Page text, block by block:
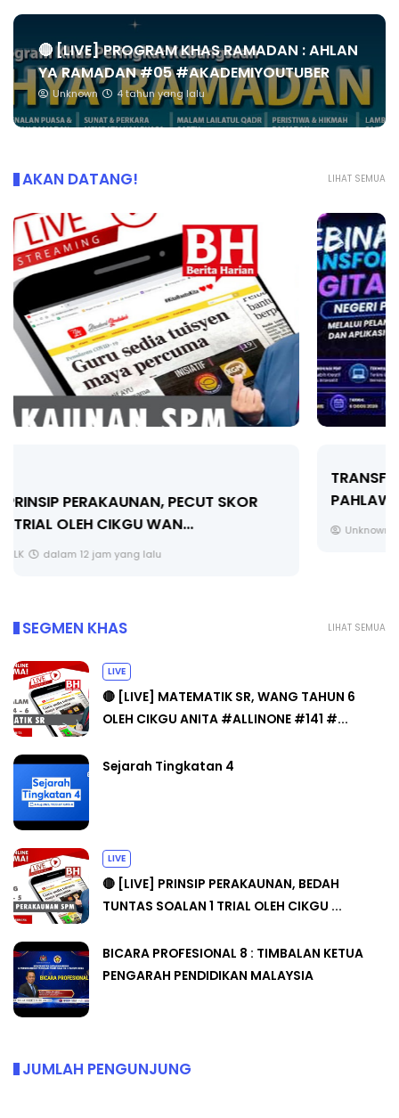
🔴 [LIVE] PROGRAM KHAS RAMADAN : AHLAN
YA RAMADAN #05 #AKADEMIYOUTUBER
Unknown 4 tahun yang lalu
LIHAT SEMUA
AKAN DATANG!
PAHLAWAN DIGITAL PENYELAMAT DUNIA
Unknown 5 hari yang lalu
LIHAT SEMUA
SEGMEN KHAS
LIVE
🔴 [LIVE] MATEMATIK SR, WANG TAHUN 6
OLEH CIKGU ANITA #ALLINONE #141 #...
Sejarah Tingkatan 4
LIVE
🔴 [LIVE] PRINSIP PERAKAUNAN, BEDAH
TUNTAS SOALAN 1 TRIAL OLEH CIKGU ...
BICARA PROFESIONAL 8 : TIMBALAN KETUA
PENGARAH PENDIDIKAN MALAYSIA
JUMLAH PENGUNJUNG